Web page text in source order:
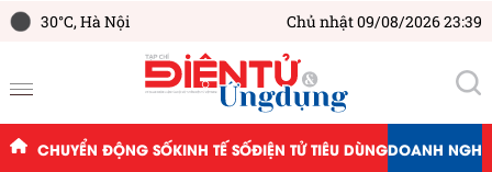
30°C,Hà Nội Chủ nhật 09/08/2026 23:39
CHUYỂN ĐỘNG SỐKINH TẾ SỐĐIỆN TỬ TIÊU DÙNGDOANH